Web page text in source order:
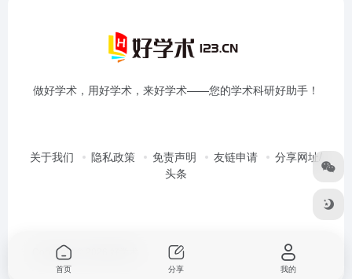
做好学术，用好学术，来好学术——您的学术科研好助手！
关于我们 隐私政策 免责声明 友链申请
分享网址/
头条
Copyright © 2026
首页 分享 我的